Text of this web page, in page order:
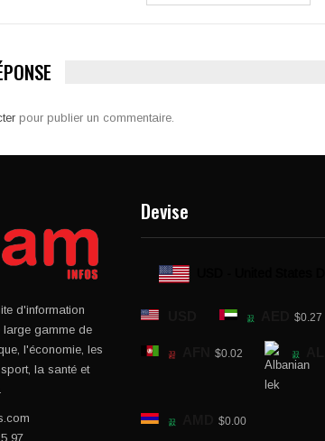
pour publier un commentaire.
d'information
large gamme de
l'économie, les
la santé et
97
Devise
$0.27
$0.02
$0.00